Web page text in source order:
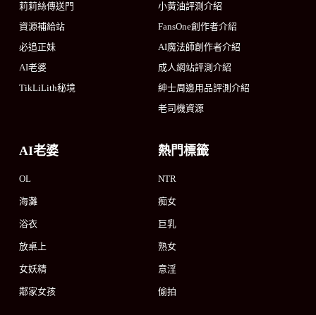
莉莉絲傳送門
資源補給站
必追正妹
AI老婆
TikLiLith秘境
小黃油評測介紹
FansOne創作者介紹
AI魔法師創作者介紹
成人網站評測介紹
紳士周邊用品評測介紹
老司機資源
AI老婆
OL
海灘
浴衣
放桌上
女妖精
鄰家女孩
熱門標籤
NTR
痴女
巨乳
熟女
意淫
偷拍